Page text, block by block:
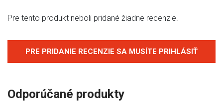
Pre tento produkt neboli pridané žiadne recenzie.
PRE PRIDANIE RECENZIE SA MUSÍTE PRIHLÁSIŤ
Odporúčané produkty